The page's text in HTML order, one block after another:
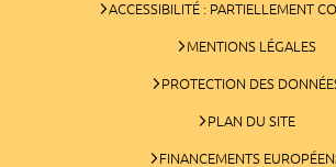
ACCESSIBILITÉ : PARTIELLEMENT
MENTIONS LÉGALES
PROTECTION DES
PLAN DU SITE
FINANCEMENTS